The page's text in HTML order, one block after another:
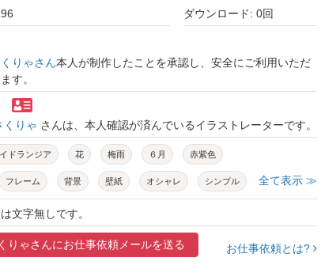
ダウンロード: 0回
りゃさん本人が制作したことを承認し、安全にご利用いただ
す。
くりゃ さんは、本人確認が済んでいるイラストレーターです。
ドランジア 花 梅雨 ６月 赤紫色
フレーム 背景 壁紙 オシャレ シンプル
ベクター
全て表示 ≫
文字無しです。
りゃさんにお仕事依頼メールを送る お仕事依頼とは?